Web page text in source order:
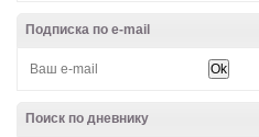
Подписка по e-mail
Поиск по дневнику